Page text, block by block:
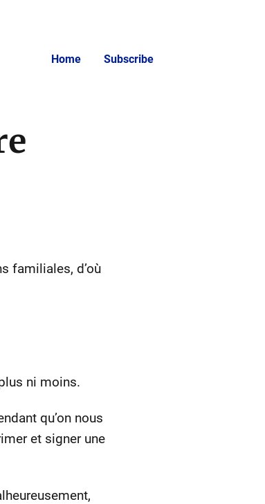
Home Subscribe
familiales, d’où
ni moins.
qu’on nous
et signer une